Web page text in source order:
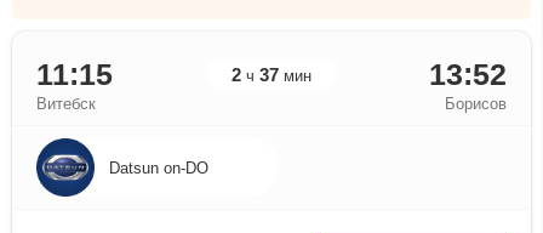
11:15 2 ч 37 мин 13:52
Витебск Борисов
Datsun on-DO